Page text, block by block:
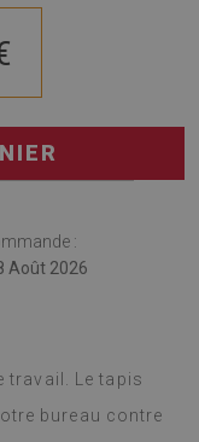
:
Août 2026
travail. Le tapis
bureau contre